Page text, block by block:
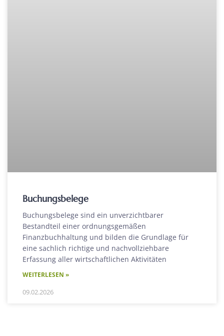
Buchungsbelege
Buchungsbelege sind ein unverzichtbarer
Bestandteil einer ordnungsgemäßen
Finanzbuchhaltung und bilden die Grundlage für
eine sachlich richtige und nachvollziehbare
Erfassung aller wirtschaftlichen Aktivitäten
WEITERLESEN »
09.02.2026